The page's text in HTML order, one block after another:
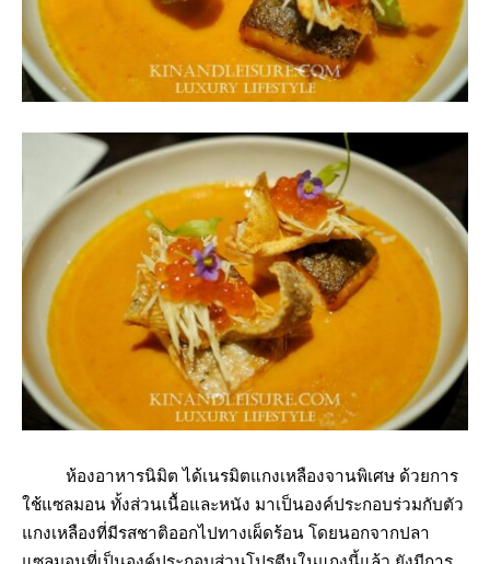
ห้องอาหารนิมิต ได้เนรมิตแกงเหลืองจานพิเศษ ด้วยการ
ใช้แซลมอน ทั้งส่วนเนื้อและหนัง มาเป็นองค์ประกอบร่วมกับตัว
แกงเหลืองที่มีรสชาติออกไปทางเผ็ดร้อน โดยนอกจากปลา